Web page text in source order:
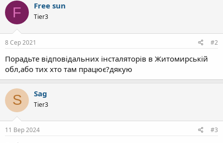
F Free sun
Tier3
8 Сер 2021 #2
Порадьте відповідальних інсталяторів в Житомирській
обл,або тих хто там працює?дякую
S Sag
Tier3
11 Вер 2024 #3